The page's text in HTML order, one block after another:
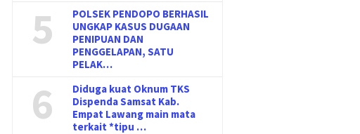
5
POLSEK PENDOPO BERHASIL
UNGKAP KASUS DUGAAN
PENIPUAN DAN
PENGGELAPAN, SATU
PELAK…
6
Diduga kuat Oknum TKS
Dispenda Samsat Kab.
Empat Lawang main mata
terkait *tipu …